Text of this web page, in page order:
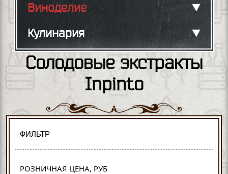
Виноделие
Кулинария
Солодовые экстракты
Inpinto
ФИЛЬТР
РОЗНИЧНАЯ ЦЕНА, РУБ